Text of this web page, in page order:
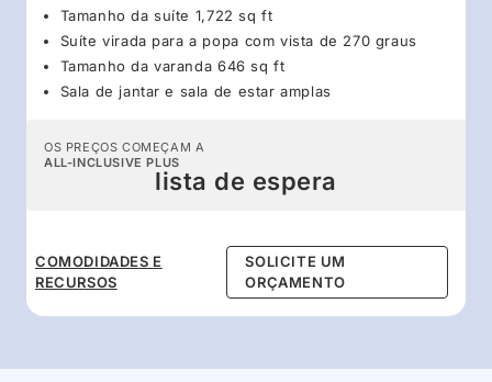
Tamanho da suíte 1,722 sq ft
Suíte virada para a popa com vista de 270 graus
Tamanho da varanda 646 sq ft
Sala de jantar e sala de estar amplas
OS PREÇOS COMEÇAM A
ALL-INCLUSIVE PLUS
lista de espera
COMODIDADES E
RECURSOS
SOLICITE UM
ORÇAMENTO